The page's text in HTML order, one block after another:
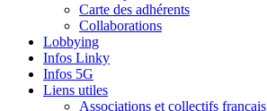
Carte des adhérents
Collaborations
Lobbying
Infos Linky
Infos 5G
Liens utiles
Associations et collectifs français